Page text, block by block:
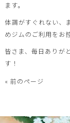
ます。
体調がすぐれない、
めジムのご利用をお
皆さま、毎日ありが
す！
« 前のページ